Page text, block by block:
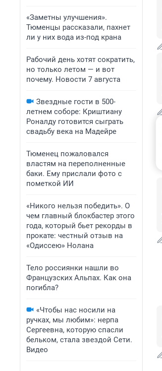
«Заметны улучшения».
Тюменцы рассказали, пахнет
ли у них вода из-под крана
Рабочий день хотят сократить,
но только летом — и вот
почему. Новости 7 августа
Звездные гости в 500-
летнем соборе: Криштиану
Роналду готовится сыграть
свадьбу века на Мадейре
Тюменец пожаловался
властям на переполненные
баки. Ему прислали фото с
пометкой ИИ
«Никого нельзя победить». О
чем главный блокбастер этого
года, который бьет рекорды в
прокате: честный отзыв на
«Одиссею» Нолана
Тело россиянки нашли во
Французских Альпах. Как она
погибла?
«Чтобы нас носили на
ручках, мы любим»: нерпа
Сергеевна, которую спасли
бельком, стала звездой Сети.
Видео